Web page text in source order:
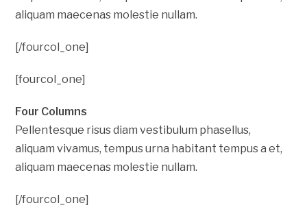
aliquam maecenas molestie nullam.
[/fourcol_one]
[fourcol_one]
Four Columns
Pellentesque risus diam vestibulum phasellus,
aliquam vivamus, tempus urna habitant tempus a et,
aliquam maecenas molestie nullam.
[/fourcol_one]